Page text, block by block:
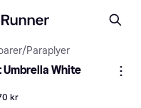
/Paraplyer
Umbrella White
kr